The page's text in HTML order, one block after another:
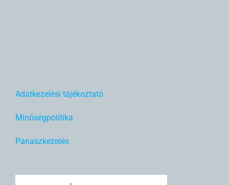
Adatkezelési tájékoztató
Minőségpolitika
Panaszkezelés